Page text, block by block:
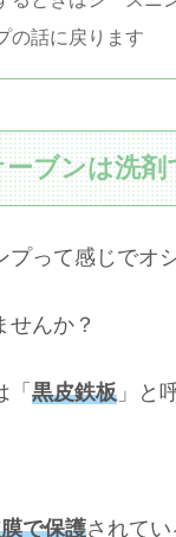
の話に戻ります
ブンは洗
って感じでオ
んか？
黒皮鉄板 」と
で保護されてい